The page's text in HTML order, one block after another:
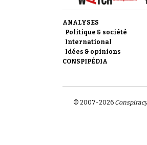
ANALYSES
Politique & société
International
Idées & opinions
CONSPIPÉDIA
© 2007-2026